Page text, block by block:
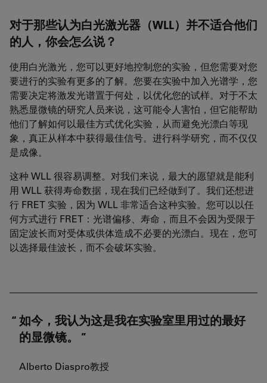
对于那些认为白光激光器（WLL）并不适合他们
的人，你会怎么说？
使用白光激光，您可以更好地控制您的实验，但您需要对您
要进行的实验有更多的了解。您要在实验中加入光谱学，您
需要决定将激发光谱置于何处，以优化您的试样。对于不太
熟悉显微镜的研究人员来说，这可能令人害怕，但它能帮助
他们了解如何以最佳方式优化实验，从而避免光漂白等现
象，真正从样本中获得最佳信号。进行科学研究，而不仅仅
是成像。
这种 WLL 很容易调整。对我们来说，最大的愿望就是能利
用 WLL 获得寿命数据，现在我们已经做到了。我们还想进
行 FRET 实验，因为 WLL 非常适合这种实验。您可以以任
何方式进行 FRET：光谱偏移、寿命，而且不会因为受限于
固定波长而对受体或供体造成不必要的光漂白。现在，您可
以选择最佳波长，而不会破坏实验。
如今，我认为这是我在实验室里用过的最好
的显微镜。
Alberto Diaspro教授